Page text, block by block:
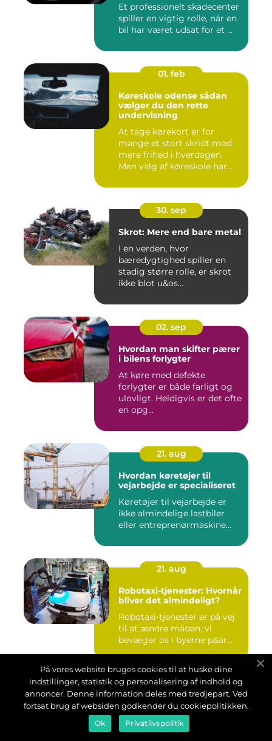
Et professionelt skadecenter
spiller en vigtig rolle, når en
bil har været udsat for et ...
01. feb
Køreskole odense sådan
vælger du den rette
undervisning
At tage kørekort er for
mange et stort skridt mod
mere frihed i hverdagen.
Men valg af køreskole har...
30. sep
Skrot: Mere end bare metal
I en verden, hvor
bæredygtighed spiller en
stadig større rolle, er skrot
ikke blot u&os...
02. sep
Hvordan man skifter pærer
i bilens forlygter
At køre med defekte
forlygter er både farligt og
ulovligt. Heldigvis er det ofte
en opg...
21. aug
Hvordan køretøjer til
vejarbejde er specialiseret
Køretøjer til vejarbejde er
ikke almindelige lastbiler
eller entreprenørmaskine...
21. aug
Robotaxi-tjenester: Hvornår
bliver det almindeligt?
Robotaxi-tjenester er på vej
til at ændre måden, vi
bevæger os i byerne p&ar...
21. aug
De mest miljøvenlige
lastbiler på markedet
Lastbilindustrien står midt i
På vores website bruges cookies til at huske dine
indstillinger, statistik og personalisering af indhold og
annoncer. Denne information deles med tredjepart. Ved
fortsat brug af websiden godkender du cookiepolitikken.
Ok Privatlivspolitik